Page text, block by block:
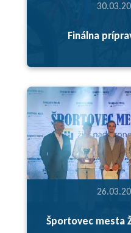
Finálna
Športovec mesta